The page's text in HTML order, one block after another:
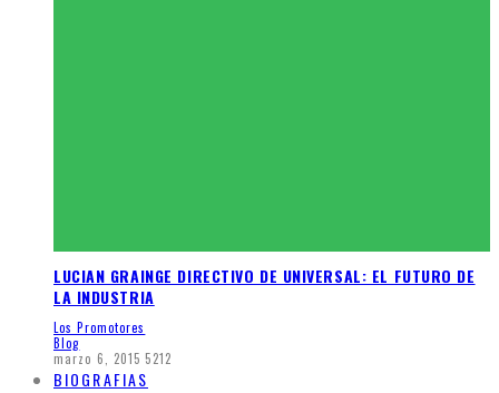
LUCIAN GRAINGE DIRECTIVO DE UNIVERSAL: EL FUTURO DE
LA INDUSTRIA
Los Promotores
Blog
marzo 6, 2015 5212
BIOGRAFIAS